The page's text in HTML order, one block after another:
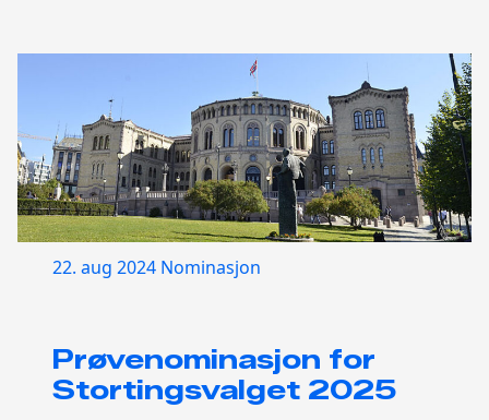
22. aug 2024 Nominasjon
Prøvenominasjon for
Stortingsvalget 2025